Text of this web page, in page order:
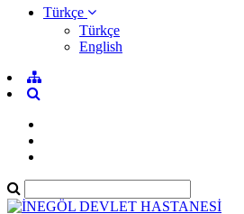
Türkçe
Türkçe
English